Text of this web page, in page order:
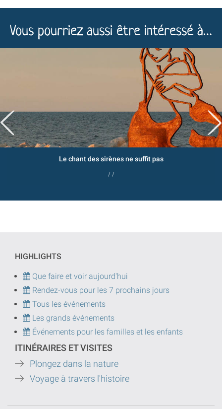
Vous pourriez aussi être intéressé à…
Le chant des sirènes ne suffit pas
/ /
HIGHLIGHTS
Que faire et voir aujourd'hui
Rendez-vous pour les 7 prochains jours
Tous les événements
Les grands événements
Événements pour les familles et les enfants
ITINÉRAIRES ET VISITES
Plongez dans la nature
Voyage à travers l'histoire